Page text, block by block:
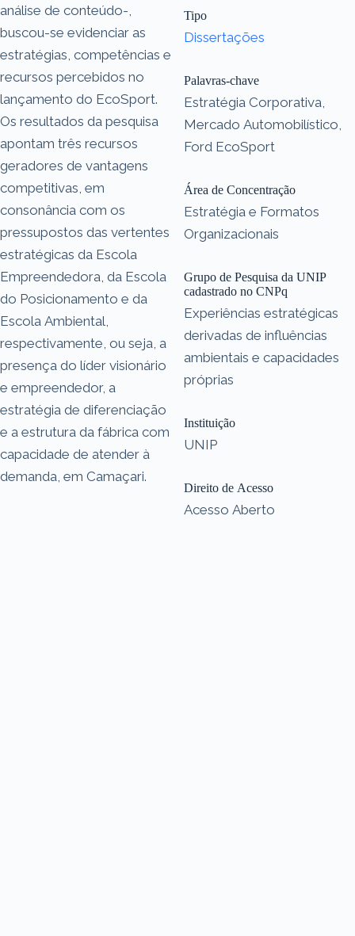
análise de conteúdo-,
buscou-se evidenciar as
estratégias, competências e
recursos percebidos no
lançamento do EcoSport.
Os resultados da pesquisa
apontam três recursos
geradores de vantagens
competitivas, em
consonância com os
pressupostos das vertentes
estratégicas da Escola
Empreendedora, da Escola
do Posicionamento e da
Escola Ambiental,
respectivamente, ou seja, a
presença do líder visionário
e empreendedor, a
estratégia de diferenciação
e a estrutura da fábrica com
capacidade de atender à
demanda, em Camaçari.
Tipo
Dissertações
Palavras-chave
Estratégia Corporativa,
Mercado Automobilístico,
Ford EcoSport
Área de Concentração
Estratégia e Formatos
Organizacionais
Grupo de Pesquisa da UNIP
cadastrado no CNPq
Experiências estratégicas
derivadas de influências
ambientais e capacidades
próprias
Instituição
UNIP
Direito de Acesso
Acesso Aberto